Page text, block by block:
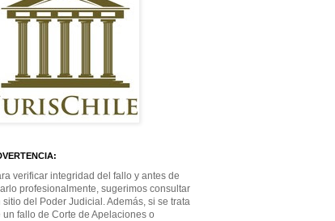
verificar integridad del fallo y antes de
profesionalmente, sugerimos consultar
sitio del Poder Judicial. Además, si se trata
un fallo de Corte de Apelaciones o